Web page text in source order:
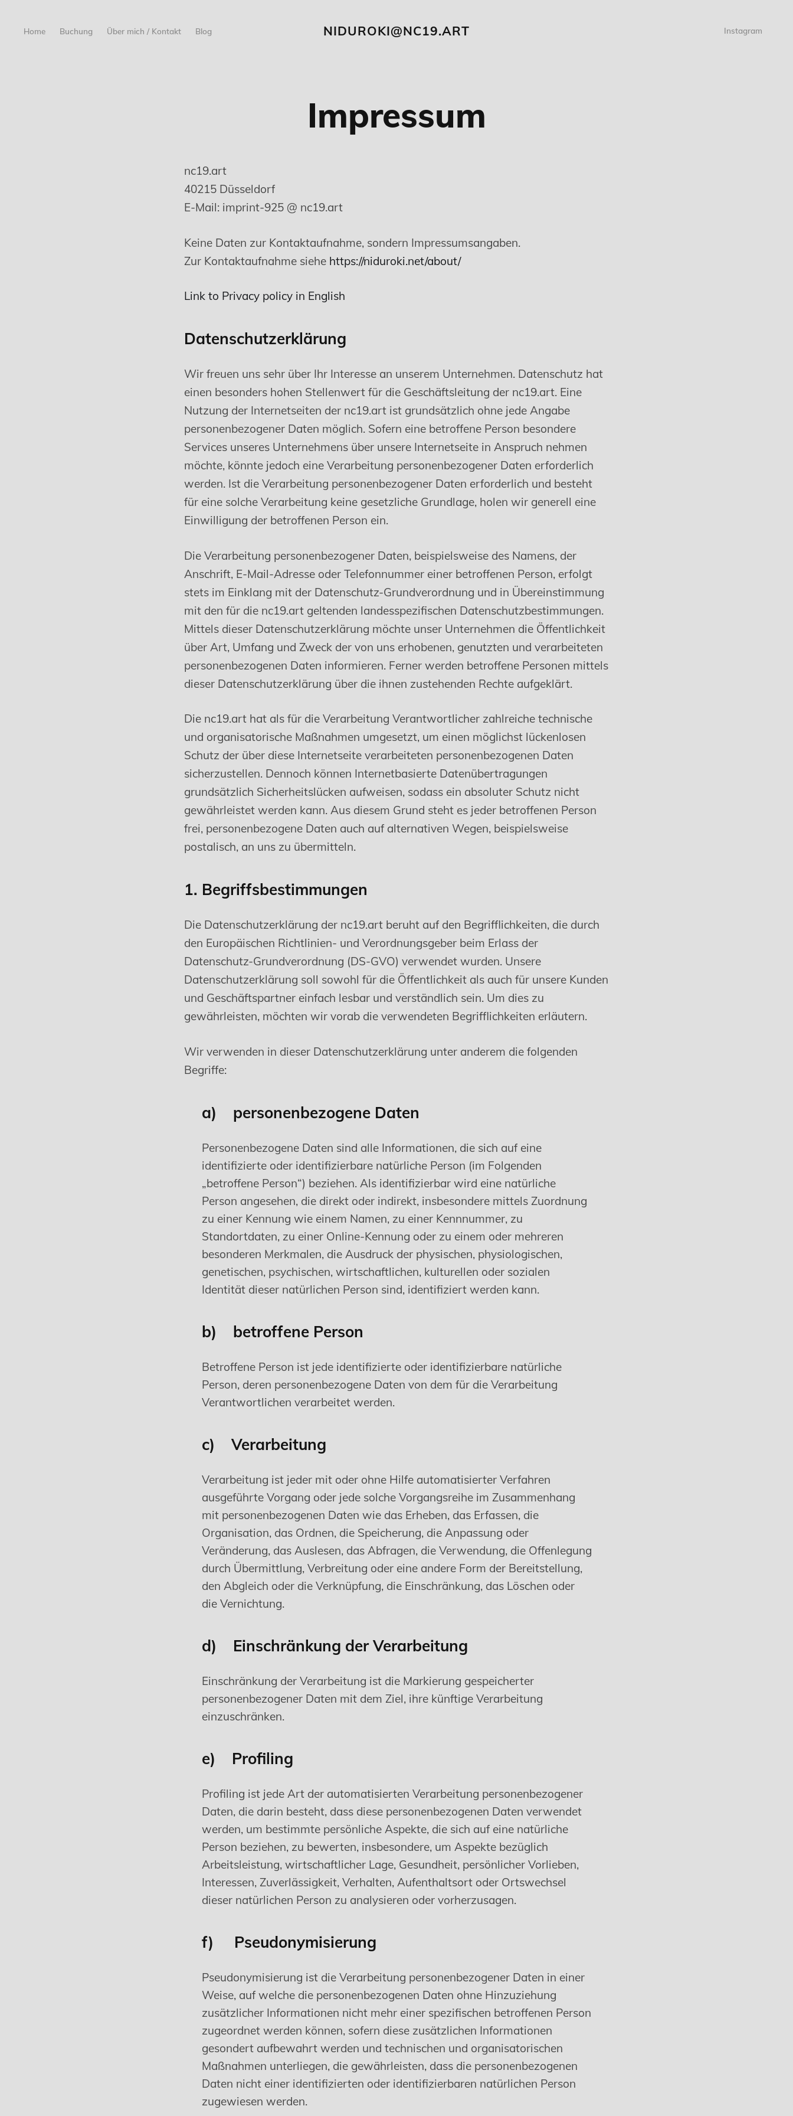
Home Buchung Über mich / Kontakt Blog NIDUROKI@NC19.ART Instagram
Impressum
nc19.art
40215 Düsseldorf
E-Mail: imprint-925 @ nc19.art
Keine Daten zur Kontaktaufnahme, sondern Impressumsangaben.
Zur Kontaktaufnahme siehe https://niduroki.net/about/
Link to Privacy policy in English
Datenschutzerklärung
Wir freuen uns sehr über Ihr Interesse an unserem Unternehmen. Datenschutz hat
einen besonders hohen Stellenwert für die Geschäftsleitung der nc19.art. Eine
Nutzung der Internetseiten der nc19.art ist grundsätzlich ohne jede Angabe
personenbezogener Daten möglich. Sofern eine betroffene Person besondere
Services unseres Unternehmens über unsere Internetseite in Anspruch nehmen
möchte, könnte jedoch eine Verarbeitung personenbezogener Daten erforderlich
werden. Ist die Verarbeitung personenbezogener Daten erforderlich und besteht
für eine solche Verarbeitung keine gesetzliche Grundlage, holen wir generell eine
Einwilligung der betroffenen Person ein.
Die Verarbeitung personenbezogener Daten, beispielsweise des Namens, der
Anschrift, E-Mail-Adresse oder Telefonnummer einer betroffenen Person, erfolgt
stets im Einklang mit der Datenschutz-Grundverordnung und in Übereinstimmung
mit den für die nc19.art geltenden landesspezifischen Datenschutzbestimmungen.
Mittels dieser Datenschutzerklärung möchte unser Unternehmen die Öffentlichkeit
über Art, Umfang und Zweck der von uns erhobenen, genutzten und verarbeiteten
personenbezogenen Daten informieren. Ferner werden betroffene Personen mittels
dieser Datenschutzerklärung über die ihnen zustehenden Rechte aufgeklärt.
Die nc19.art hat als für die Verarbeitung Verantwortlicher zahlreiche technische
und organisatorische Maßnahmen umgesetzt, um einen möglichst lückenlosen
Schutz der über diese Internetseite verarbeiteten personenbezogenen Daten
sicherzustellen. Dennoch können Internetbasierte Datenübertragungen
grundsätzlich Sicherheitslücken aufweisen, sodass ein absoluter Schutz nicht
gewährleistet werden kann. Aus diesem Grund steht es jeder betroffenen Person
frei, personenbezogene Daten auch auf alternativen Wegen, beispielsweise
postalisch, an uns zu übermitteln.
1. Begriffsbestimmungen
Die Datenschutzerklärung der nc19.art beruht auf den Begrifflichkeiten, die durch
den Europäischen Richtlinien- und Verordnungsgeber beim Erlass der
Datenschutz-Grundverordnung (DS-GVO) verwendet wurden. Unsere
Datenschutzerklärung soll sowohl für die Öffentlichkeit als auch für unsere Kunden
und Geschäftspartner einfach lesbar und verständlich sein. Um dies zu
gewährleisten, möchten wir vorab die verwendeten Begrifflichkeiten erläutern.
Wir verwenden in dieser Datenschutzerklärung unter anderem die folgenden
Begriffe:
a) personenbezogene Daten
Personenbezogene Daten sind alle Informationen, die sich auf eine
identifizierte oder identifizierbare natürliche Person (im Folgenden
„betroffene Person“) beziehen. Als identifizierbar wird eine natürliche
Person angesehen, die direkt oder indirekt, insbesondere mittels Zuordnung
zu einer Kennung wie einem Namen, zu einer Kennnummer, zu
Standortdaten, zu einer Online-Kennung oder zu einem oder mehreren
besonderen Merkmalen, die Ausdruck der physischen, physiologischen,
genetischen, psychischen, wirtschaftlichen, kulturellen oder sozialen
Identität dieser natürlichen Person sind, identifiziert werden kann.
b) betroffene Person
Betroffene Person ist jede identifizierte oder identifizierbare natürliche
Person, deren personenbezogene Daten von dem für die Verarbeitung
Verantwortlichen verarbeitet werden.
c) Verarbeitung
Verarbeitung ist jeder mit oder ohne Hilfe automatisierter Verfahren
ausgeführte Vorgang oder jede solche Vorgangsreihe im Zusammenhang
mit personenbezogenen Daten wie das Erheben, das Erfassen, die
Organisation, das Ordnen, die Speicherung, die Anpassung oder
Veränderung, das Auslesen, das Abfragen, die Verwendung, die Offenlegung
durch Übermittlung, Verbreitung oder eine andere Form der Bereitstellung,
den Abgleich oder die Verknüpfung, die Einschränkung, das Löschen oder
die Vernichtung.
d) Einschränkung der Verarbeitung
Einschränkung der Verarbeitung ist die Markierung gespeicherter
personenbezogener Daten mit dem Ziel, ihre künftige Verarbeitung
einzuschränken.
e) Profiling
Profiling ist jede Art der automatisierten Verarbeitung personenbezogener
Daten, die darin besteht, dass diese personenbezogenen Daten verwendet
werden, um bestimmte persönliche Aspekte, die sich auf eine natürliche
Person beziehen, zu bewerten, insbesondere, um Aspekte bezüglich
Arbeitsleistung, wirtschaftlicher Lage, Gesundheit, persönlicher Vorlieben,
Interessen, Zuverlässigkeit, Verhalten, Aufenthaltsort oder Ortswechsel
dieser natürlichen Person zu analysieren oder vorherzusagen.
f) Pseudonymisierung
Pseudonymisierung ist die Verarbeitung personenbezogener Daten in einer
Weise, auf welche die personenbezogenen Daten ohne Hinzuziehung
zusätzlicher Informationen nicht mehr einer spezifischen betroffenen Person
zugeordnet werden können, sofern diese zusätzlichen Informationen
gesondert aufbewahrt werden und technischen und organisatorischen
Maßnahmen unterliegen, die gewährleisten, dass die personenbezogenen
Daten nicht einer identifizierten oder identifizierbaren natürlichen Person
zugewiesen werden.